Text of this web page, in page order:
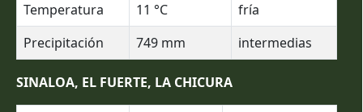
Temperatura
11 °C
fría
Precipitación
749 mm intermedias
SINALOA, EL FUERTE, LA CHICURA